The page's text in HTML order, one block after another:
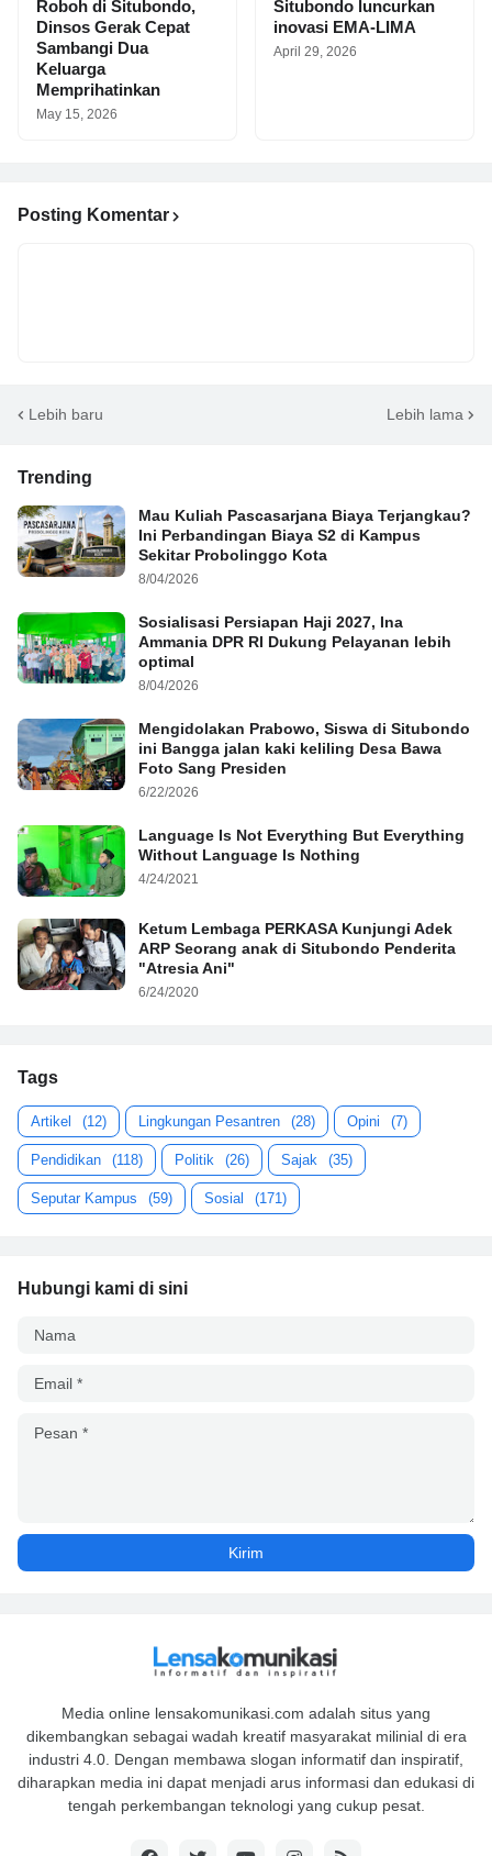
Roboh di Situbondo,
Dinsos Gerak Cepat
Sambangi Dua
Keluarga
Memprihatinkan
May 15, 2026
Situbondo luncurkan
inovasi EMA-LIMA
April 29, 2026
Posting Komentar
Lebih baru Lebih lama
Trending
Mau Kuliah Pascasarjana Biaya Terjangkau?
Ini Perbandingan Biaya S2 di Kampus
Sekitar Probolinggo Kota
8/04/2026
Sosialisasi Persiapan Haji 2027, Ina
Ammania DPR RI Dukung Pelayanan lebih
optimal
8/04/2026
Mengidolakan Prabowo, Siswa di Situbondo
ini Bangga jalan kaki keliling Desa Bawa
Foto Sang Presiden
6/22/2026
Language Is Not Everything But Everything
Without Language Is Nothing
4/24/2021
Ketum Lembaga PERKASA Kunjungi Adek
ARP Seorang anak di Situbondo Penderita
"Atresia Ani"
6/24/2020
Tags
Artikel (12) Lingkungan Pesantren (28) Opini (7)
Pendidikan (118) Politik (26) Sajak (35)
Seputar Kampus (59) Sosial (171)
Hubungi kami di sini
Media online lensakomunikasi.com adalah situs yang
dikembangkan sebagai wadah kreatif masyarakat milinial di era
industri 4.0. Dengan membawa slogan informatif dan inspiratif,
diharapkan media ini dapat menjadi arus informasi dan edukasi di
tengah perkembangan teknologi yang cukup pesat.